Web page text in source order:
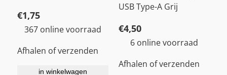
€1,75
367 online voorraad
Afhalen of verzenden
in winkelwagen
USB Type-A Grij
€4,50
6 online voorraad
Afhalen of verzenden